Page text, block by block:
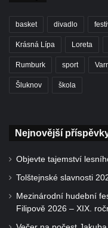
basket divadlo
Krásná Lípa Loreta
Rumburk sport
Šluknov škola
Nejnovější
Objevte tajemství
Tolštejnské slavnosti
Mezinárodní hudební
Filipově 2026 – XIX.